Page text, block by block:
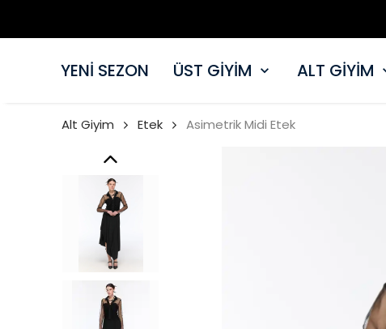
YENİ SEZON ÜST GİYİM ALT GİYİM
Alt Giyim Etek Asimetrik Midi Etek